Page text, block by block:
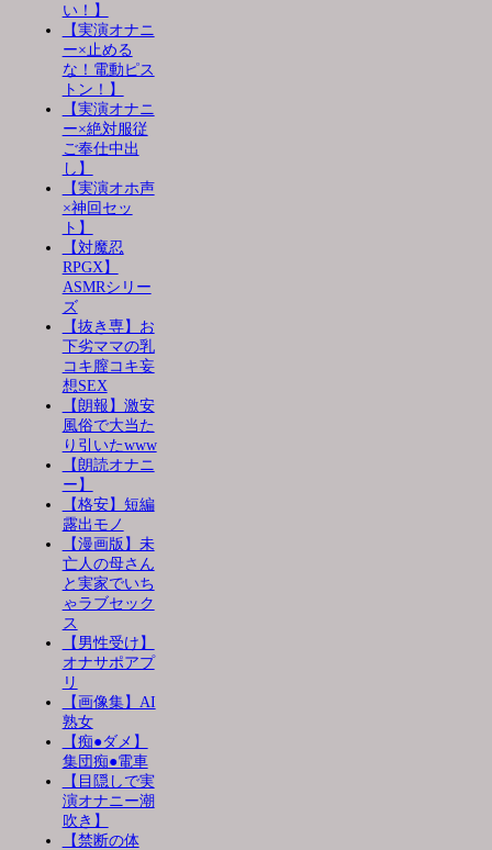
い！】
【実演オナニ
ー×止める
な！電動ピス
トン！】
【実演オナニ
ー×絶対服従
ご奉仕中出
し】
【実演オホ声
×神回セッ
ト】
【対魔忍
RPGX】
ASMRシリー
ズ
【抜き専】お
下劣ママの乳
コキ膣コキ妄
想SEX
【朗報】激安
風俗で大当た
り引いたwww
【朗読オナニ
ー】
【格安】短編
露出モノ
【漫画版】未
亡人の母さん
と実家でいち
ゃラブセック
ス
【男性受け】
オナサポアプ
リ
【画像集】AI
熟女
【痴●ダメ】
集団痴●電車
【目隠しで実
演オナニー潮
吹き】
【禁断の体